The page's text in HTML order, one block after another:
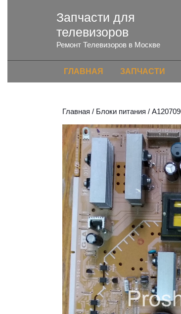
Запчасти для
телевизоров
Ремонт Телевизоров в Москве
ГЛАВНАЯ ЗАПЧАСТИ
Главная / Блоки питания /